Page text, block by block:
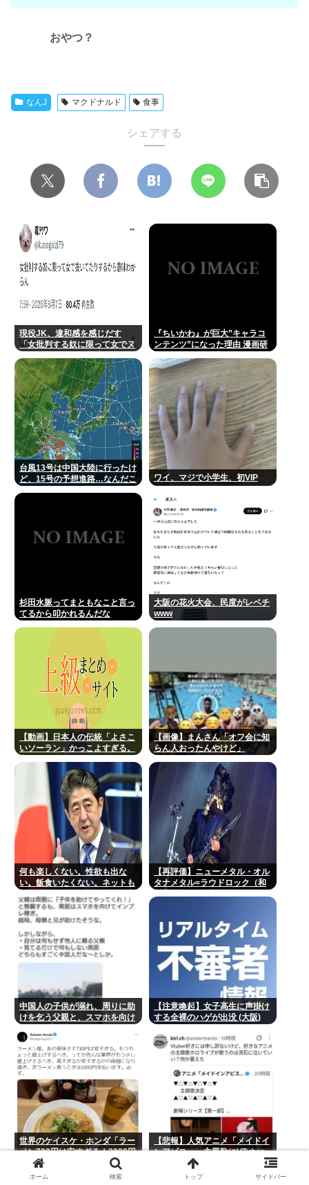
おやつ？
なんJ マクドナルド 食事
シェアする
現役JK、違和感を感じだす
「女批判する奴に限って女でヌ
くなってきた 」
『ちいかわ』が巨大”キャラコ
ンテンツ”になった理由 漫画研
台風13号は中国大陸に行ったけ
ど、15号の予想進路…なんだこ
ワイ、マジで小学生、初VIP
杉田水脈ってまともなこと言っ
てるから叩かれるんだな
大阪の花火大会、民度がレベチ
www
【動画】日本人の伝統「よさこ
いソーラン」かっこよすぎる。
【画像】まんさん「オフ会に知
らん人おったんやけど」
何も楽しくない。性欲も出な
い。飯食いたくない。ネットも
味が無い。安倍晋三
【再評価】ニューメタル・オル
タナメタル=ラウドロック（和
中国人の子供が溺れ、周りに助
けを乞う父親と、スマホを向け
【注意喚起】女子高生に声掛け
する全裸のハゲが出没 (大阪)
世界のケイスケ・ホンダ「ラー
メン700円は安すぎる！2000円
にするべき」
【悲報】人気アニメ「メイドイ
ンアビス」、主題歌にVTuber
さん起用でまたまたまた炎上
ホーム 検索 トップ サイドバー